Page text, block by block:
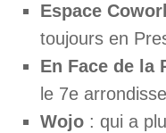
Espace
toujours en
En Face de la
le 7e
Wojo : qui a